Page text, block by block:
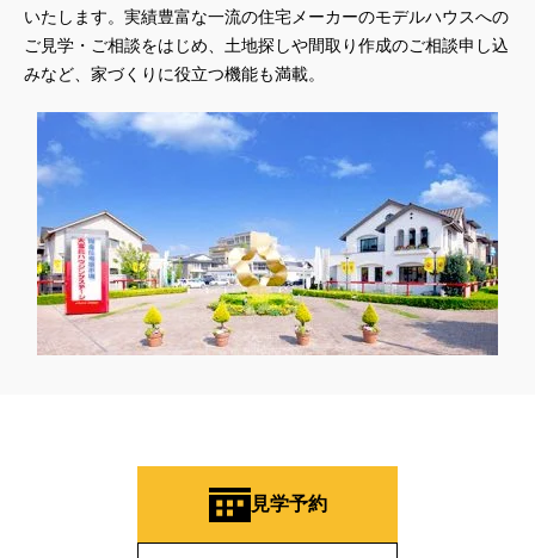
いたします。実績豊富な一流の住宅メーカーのモデルハウスへの
ご見学・ご相談をはじめ、土地探しや間取り作成のご相談申し込
みなど、家づくりに役立つ機能も満載。
見学予約